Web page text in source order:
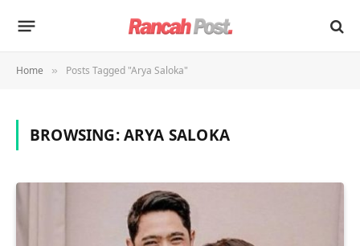
Home » Posts Tagged "Arya Saloka"
BROWSING:ARYA SALOKA